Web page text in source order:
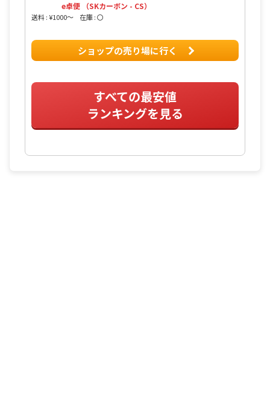
e卓便 （SKカーボン - CS）
送料 : ¥1000〜 在庫 : 〇
ショップの売り場に行く
すべての最安値
ランキングを見る